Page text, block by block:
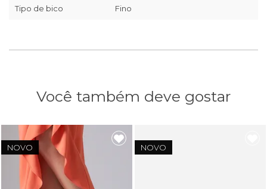
Tipo de bico Fino
Você também deve gostar
NOVO NOVO